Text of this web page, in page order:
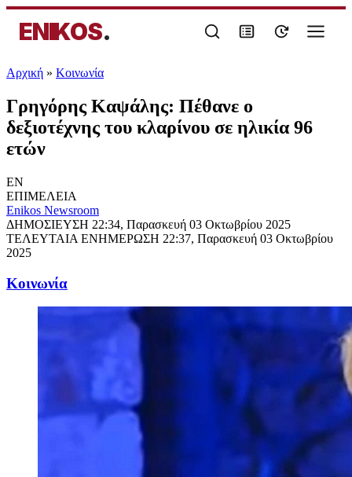
ENIKOS.
Αρχική » Κοινωνία
Γρηγόρης Καψάλης: Πέθανε ο
δεξιοτέχνης του κλαρίνου σε ηλικία 96
ετών
EN
ΕΠΙΜΕΛΕΙΑ
Enikos Newsroom
ΔΗΜΟΣΙΕΥΣΗ 22:34, Παρασκευή 03 Οκτωβρίου 2025
ΤΕΛΕΥΤΑΙΑ ΕΝΗΜΕΡΩΣΗ 22:37, Παρασκευή 03 Οκτωβρίου
2025
Κοινωνία